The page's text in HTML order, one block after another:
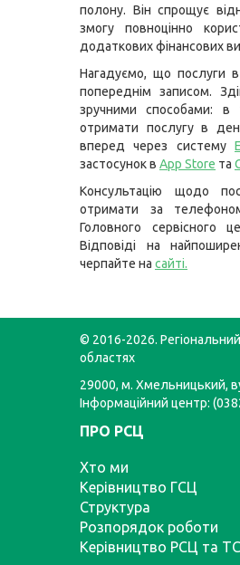
полону. Він спрощує
змогу повноцінно
додаткових фінансових
Нагадуємо, що послуги
попереднім записом.
зручними способами: в
отримати послугу в
вперед через систему
застосунок в App Store та
Консультацію щодо
отримати за
Головного сервісного
Відповіді на
черпайте на сайті.
© 2016-2026.
областях
29000, м. Хмельницький,
Інформаційний центр:
ПРО РСЦ
Хто ми
Керівництво ГСЦ
Структура
Розпорядок роботи
Керівництво РСЦ та